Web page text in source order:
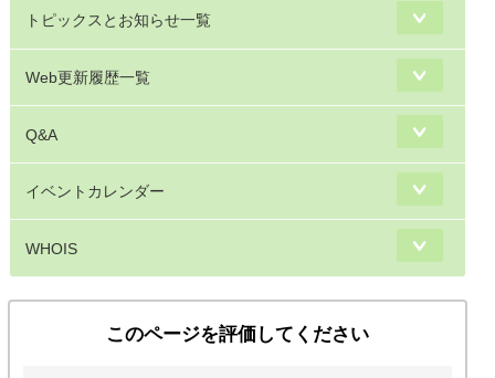
トピックスとお知らせ一覧
Web更新履歴一覧
Q&A
イベントカレンダー
WHOIS
このページを評価してください